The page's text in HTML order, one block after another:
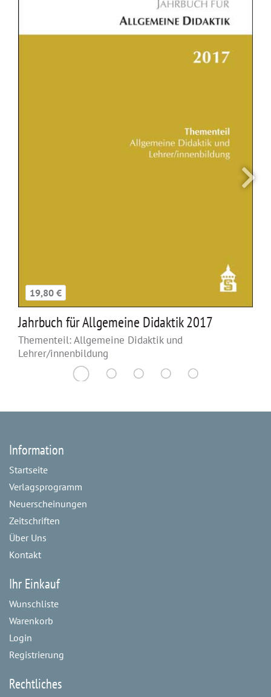
19,80 €
Jahrbuch für Allgemeine Didaktik 2017
Thementeil: Allgemeine Didaktik und
Lehrer/innenbildung
Information
Startseite
Verlagsprogramm
Neuerscheinungen
Zeitschriften
Über Uns
Kontakt
Ihr Einkauf
Wunschliste
Warenkorb
Login
Registrierung
Rechtliches